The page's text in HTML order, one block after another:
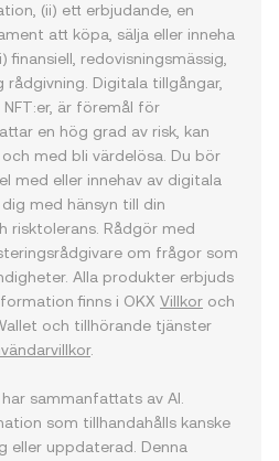
(ii) ett erbjudande, en
att köpa, sälja eller inneha
finansiell, redovisningsmässig,
rådgivning. Digitala tillgångar,
är föremål för
en hög grad av risk, kan
med bli värdelösa. Du bör
med eller innehav av digitala
med hänsyn till din
risktolerans. Rådgör med
om frågor som
Alla produkter erbjuds
finns i OKX Villkor och
och tillhörande tjänster
.
sammanfattats av AI.
som tillhandahålls kanske
eller uppdaterad. Denna